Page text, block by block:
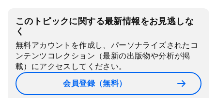
このトピックに関する最新情報をお見逃しな
く
無料アカウントを作成し、パーソナライズされたコ
ンテンツコレクション（最新の出版物や分析が掲
載）にアクセスしてください。
会員登録（無料）